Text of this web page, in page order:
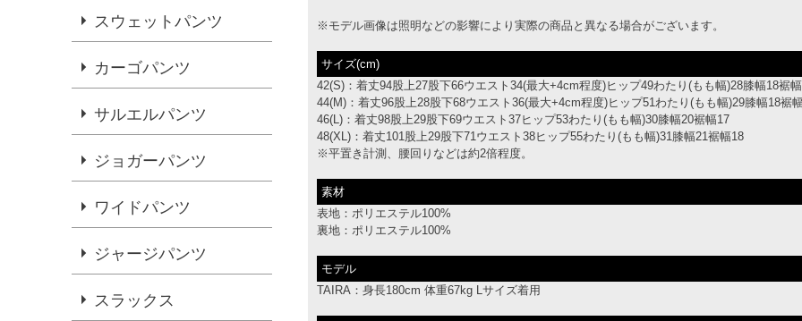
スウェットパンツ
カーゴパンツ
サルエルパンツ
ジョガーパンツ
ワイドパンツ
ジャージパンツ
スラックス
※モデル画像は照明などの影響により実際の商品と異なる場合がございます。
サイズ(cm)
42(S)：着丈94股上27股下66ウエスト34(最大+4cm程度)ヒップ49わたり(もも幅)28膝幅18裾
44(M)：着丈96股上28股下68ウエスト36(最大+4cm程度)ヒップ51わたり(もも幅)29膝幅18裾
46(L)：着丈98股上29股下69ウエスト37ヒップ53わたり(もも幅)30膝幅20裾幅17
48(XL)：着丈101股上29股下71ウエスト38ヒップ55わたり(もも幅)31膝幅21裾幅18
※平置き計測、腰回りなどは約2倍程度。
素材
表地：ポリエステル100%
裏地：ポリエステル100%
モデル
TAIRA：身長180cm 体重67kg Lサイズ着用